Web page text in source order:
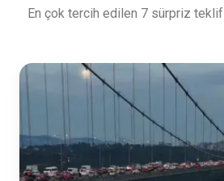
En çok tercih edilen 7 sürpriz